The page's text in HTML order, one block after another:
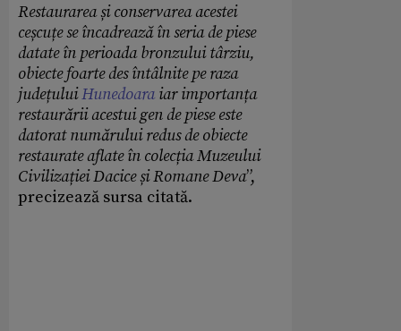
Restaurarea și conservarea acestei
ceșcuțe se încadrează în seria de piese
datate în perioada bronzului târziu,
obiecte foarte des întâlnite pe raza
județuluiHunedoara iar importanța
restaurării acestui gen de piese este
datorat numărului redus de obiecte
restaurate aflate în colecția Muzeului
Civilizației Dacice și Romane Deva”,
precizează sursa citată.